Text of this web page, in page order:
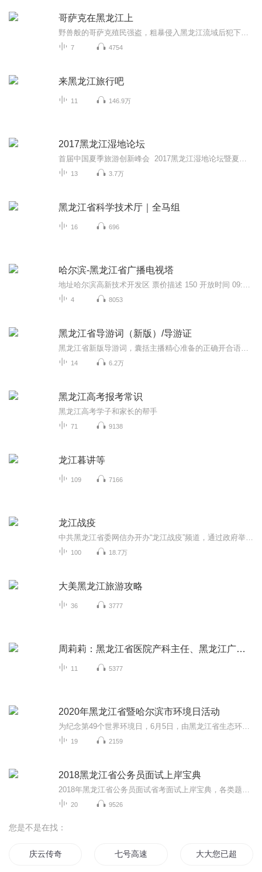
哥萨克在黑龙江上
7 4754
来黑龙江旅行吧
11 146.9万
2017黑龙江湿地论坛
13 3.7万
黑龙江省科学技术厅｜全马组
16 696
哈尔滨-黑龙江省广播电视塔
4 8053
黑龙江省导游词（新版）/导游证
14 6.2万
黑龙江高考报考常识
黑龙江高考学子和家长的帮手
71 9138
龙江暮讲等
109 7166
龙江战疫
100 18.7万
大美黑龙江旅游攻略
36 3777
周莉莉：黑龙江省医院产科主任、黑龙江广播电视台凯淇工作室特邀专家
11 5377
2020年黑龙江省暨哈尔滨市环境日活动
19 2159
2018黑龙江省公务员面试上岸宝典
20 9526
您是不是在找：
庆云传奇 七号高速 大大您已超速